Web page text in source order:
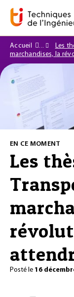
Accueil
Les
marchandises, la
EN CE MOMENT
Les
Posté le 16